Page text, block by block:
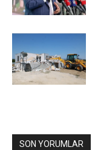
SON YORUMLAR